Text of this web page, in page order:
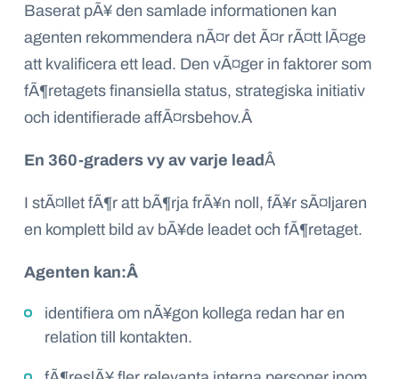
Baserat pÃ¥ den samlade informationen kan
agenten rekommendera nÃ¤r det Ã¤r rÃ¤tt lÃ¤ge
att kvalificera ett lead. Den vÃ¤ger in faktorer som
fÃ¶retagets finansiella status, strategiska initiativ
och identifierade affÃ¤rsbehov.Â
En 360-graders vy av varje leadÂ
I stÃ¤llet fÃ¶r att bÃ¶rja frÃ¥n noll, fÃ¥r sÃ¤ljaren
en komplett bild av bÃ¥de leadet och fÃ¶retaget.
Agenten kan:Â
identifiera om nÃ¥gon kollega redan har en
relation till kontakten.